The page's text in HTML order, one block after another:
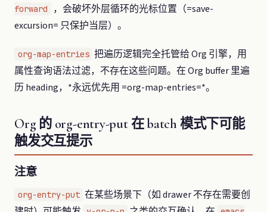
forward
，会破坏外层循环的光标位置（=save-
excursion= 只保护当层）。
org-map-entries 把遍历逻辑完全托管给 Org 引擎，用
属性查询语法过滤，不存在这些问题。在 Org buffer 里遍
历 heading，*永远优先用 =org-map-entries=*。
Org 的 org-entry-put 在 batch 模式下可能
触发交互提示
注意
org-entry-put 在某些场景下（如 drawer 不存在需要创